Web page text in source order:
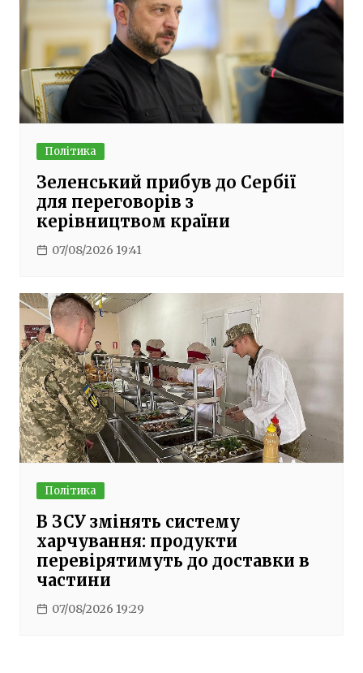
Політика
Зеленський прибув до Сербії
для переговорів з
керівництвом країни
07/08/2026 19:41
Політика
В ЗСУ змінять систему
харчування: продукти
перевірятимуть до доставки в
частини
07/08/2026 19:29